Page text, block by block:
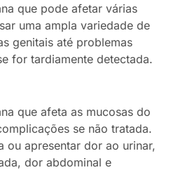
que pode afetar várias
uma ampla variedade de
genitais até problemas
for tardiamente detectada.
que afeta as mucosas do
se não tratada.
ou apresentar dor ao urinar,
dor abdominal e